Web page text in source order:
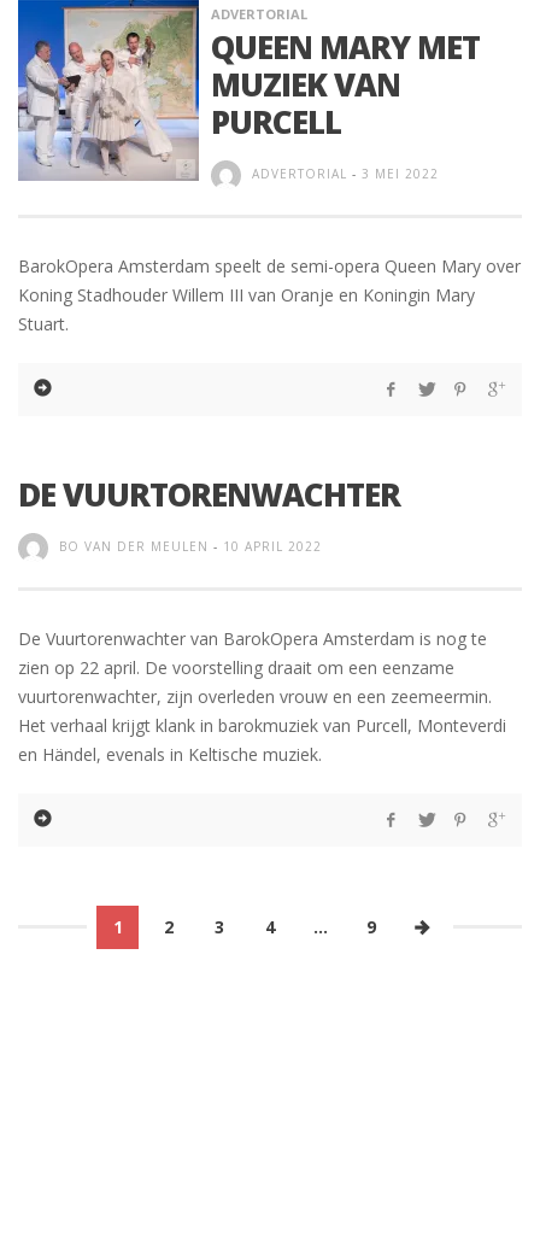
ADVERTORIAL
QUEEN MARY MET
MUZIEK VAN
PURCELL
ADVERTORIAL - 3 MEI 2022
BarokOpera Amsterdam speelt de semi-opera Queen Mary over
Koning Stadhouder Willem III van Oranje en Koningin Mary
Stuart.
DE VUURTORENWACHTER
BO VAN DER MEULEN - 10 APRIL 2022
De Vuurtorenwachter van BarokOpera Amsterdam is nog te
zien op 22 april. De voorstelling draait om een eenzame
vuurtorenwachter, zijn overleden vrouw en een zeemeermin.
Het verhaal krijgt klank in barokmuziek van Purcell, Monteverdi
en Händel, evenals in Keltische muziek.
1 2 3 4 … 9